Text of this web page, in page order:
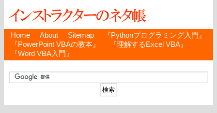
Home About Sitemap
『Pythonプログラミング入門』
『PowerPoint VBAの教本』
『理解するExcel VBA』
『Word VBA入門』